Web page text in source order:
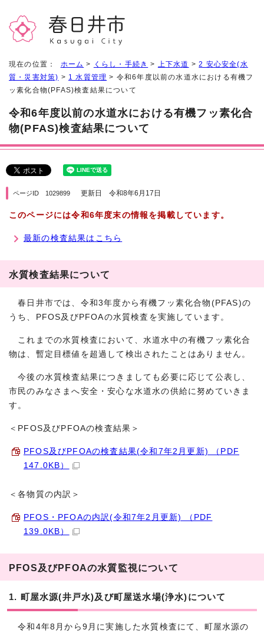
現在の位置： ホーム > くらし・手続き > 上下水道 >2 安心安全(水
質・災害対策) > 1 水質管理 > 令和6年度以前の水道水における有機フ
ッ素化合物(PFAS)検査結果について
令和6年度以前の水道水における有機フッ素化合
物(PFAS)検査結果について
ページID 1029899 更新日 令和8年6月17日
このページには令和6年度末の情報を掲載しています。
最新の検査結果はこちら
水質検査結果について
春日井市では、令和3年度から有機フッ素化合物(PFAS)の
うち、PFOS及びPFOAの水質検査を実施しています。
これまでの水質検査において、水道水中の有機フッ素化合
物は、暫定目標値を超過して検出されたことはありません。
今後の水質検査結果につきましても必要に応じて公表し、
市民のみなさまへ安全・安心な水道水の供給に努めていきま
す。
＜PFOS及びPFOAの検査結果＞
PFOS及びPFOAの検査結果(令和7年2月更新) （PDF
147.0KB）
＜各物質の内訳＞
PFOS・PFOAの内訳(令和7年2月更新) （PDF
139.0KB）
PFOS及びPFOAの水質監視について
1. 町屋水源(井戸水)及び町屋送水場(浄水)について
令和4年8月から9月に実施した水質検査にて、町屋水源の